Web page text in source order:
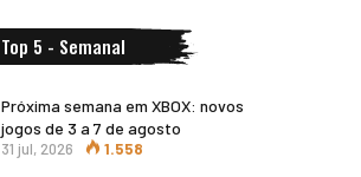
Top 5 - Semanal
Próxima semana em XBOX: novos
jogos de 3 a 7 de agosto
31 jul, 2026 1.558